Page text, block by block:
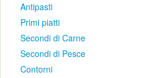
Antipasti
Primi piatti
Secondi di Carne
Secondi di Pesce
Contorni